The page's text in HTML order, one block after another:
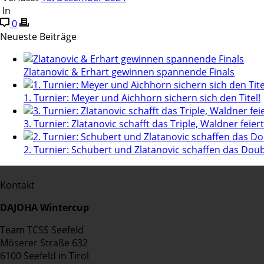
In
0
Neueste Beiträge
Zlatanovic & Erhart gewinnen spannende Finals
1. Turnier: Meyer und Aichhorn sichern sich den Titel!
3. Turnier: Zlatanovic schafft das Triple, Waldner
2. Turnier: Schubert und Zlatanovic schaffen das
Kontakt
DAJOHA Wintercup
Team TCSS Seefeld
Möserer Straße 632
6100 Seefeld in Tirol